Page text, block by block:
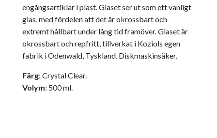
engångsartiklar i plast. Glaset ser ut som ett vanligt
glas, med fördelen att det är okrossbart och
extremt hållbart under lång tid framöver. Glaset är
okrossbart och repfritt, tillverkat i Koziols egen
fabrik i Odenwald, Tyskland. Diskmaskinsäker.
Färg: Crystal Clear.
Volym: 500 ml.